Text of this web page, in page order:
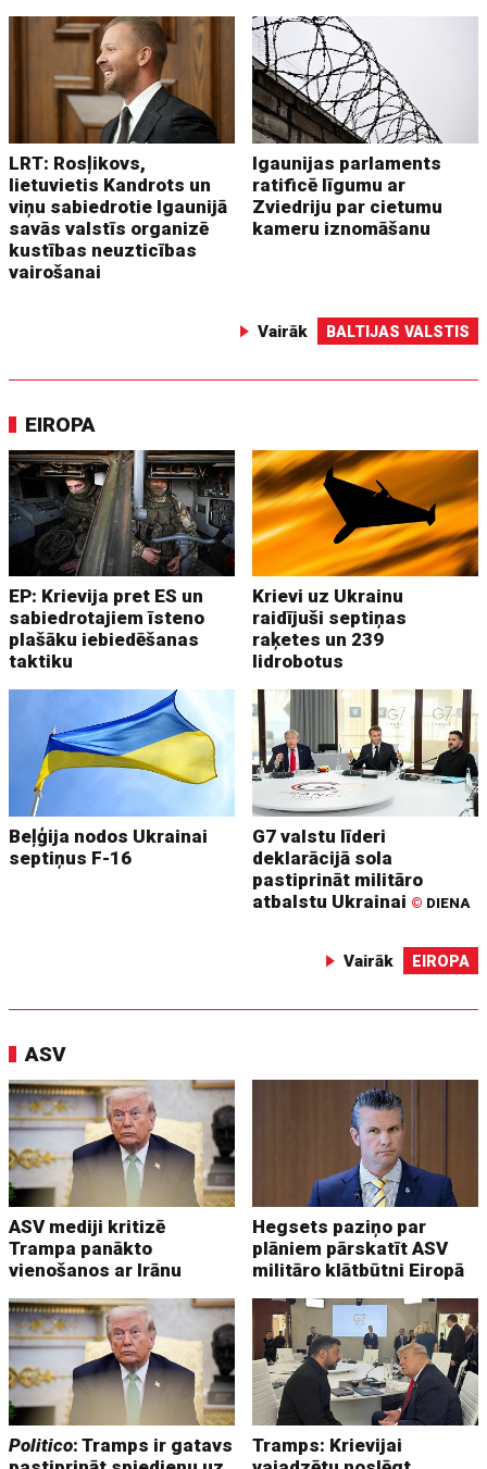
LRT: Rosļikovs,
lietuvietis Kandrots un
viņu sabiedrotie Igaunijā
savās valstīs organizē
kustības neuzticības
vairošanai
Igaunijas parlaments
ratificē līgumu ar
Zviedriju par cietumu
kameru iznomāšanu
Vairāk BALTIJAS VALSTIS
EIROPA
EP: Krievija pret ES un
sabiedrotajiem īsteno
plašāku iebiedēšanas
taktiku
Krievi uz Ukrainu
raidījuši septiņas
raķetes un 239
lidrobotus
Beļģija nodos Ukrainai
septiņus F-16
G7 valstu līderi
deklarācijā sola
pastiprināt militāro
atbalstu Ukrainai © DIENA
Vairāk EIROPA
ASV
ASV mediji kritizē
Trampa panākto
vienošanos ar Irānu
Hegsets paziņo par
plāniem pārskatīt ASV
militāro klātbūtni Eiropā
Politico: Tramps ir gatavs
Tramps: Krievijai